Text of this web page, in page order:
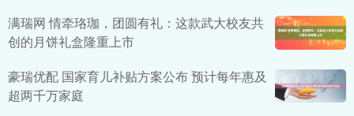
满瑞网 情牵珞珈，团圆有礼：这款武大校友共
创的月饼礼盒隆重上市
豪瑞优配 国家育儿补贴方案公布 预计每年惠及
超两千万家庭